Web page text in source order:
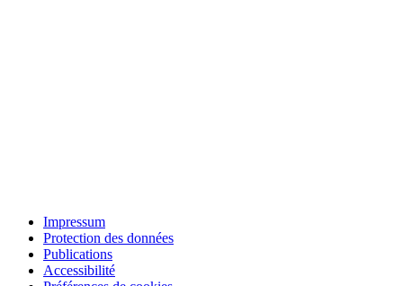
Impressum
Protection des données
Publications
Accessibilité